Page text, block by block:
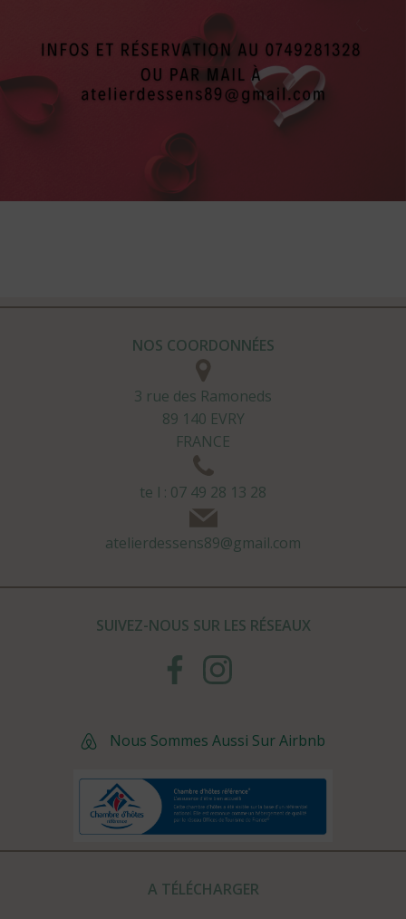
NOS COORDONNÉES
3 rue des Ramoneds
89 140 EVRY
FRANCE
te l : 07 49 28 13 28
atelierdessens89@gmail.com
SUIVEZ-NOUS SUR LES RÉSEAUX
Nous Sommes Aussi Sur Airbnb
A TÉLÉCHARGER